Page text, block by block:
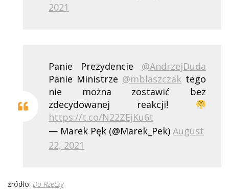
2021
Panie Prezydencie @AndrzejDuda
Panie Ministrze @mblaszczak tego
nie można zostawić bez
zdecydowanej reakcji!
https://t.co/N22ZEjKu6t
— Marek Pęk (@Marek_Pek) August
22, 2021
źródło: Do Rzeczy